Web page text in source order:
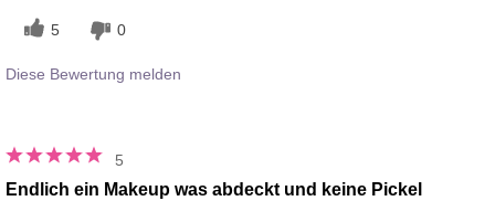
5 0
Diese Bewertung melden
5
Endlich ein Makeup was abdeckt und keine Pickel